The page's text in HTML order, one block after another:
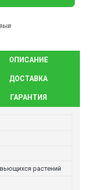
ОПИСАНИЕ
ДОСТАВКА
ГАРАНТИЯ
растений